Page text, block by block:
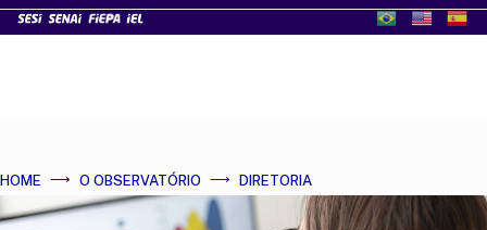
HOME O OBSERVATÓRIO DIRETORIA